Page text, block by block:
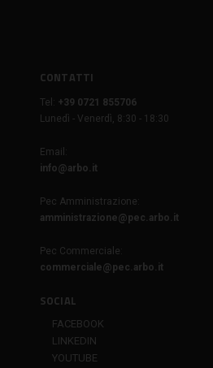
CONTATTI
Tel:
+39 0721 855706
Lunedì - Venerdì, 8:30 - 18:30
Email:
info@arbo.it
Pec Amministrazione:
amministrazione@pec.arbo.it
Pec Commerciale:
commerciale@pec.arbo.it
SOCIAL
FACEBOOK
LINKEDIN
YOUTUBE